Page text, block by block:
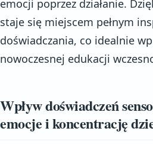
emocji poprzez działanie.
staje się miejscem pełnym
doświadczania, co idealnie
nowoczesnej edukacji
Wpływ doświadczeń
emocje i koncentrację